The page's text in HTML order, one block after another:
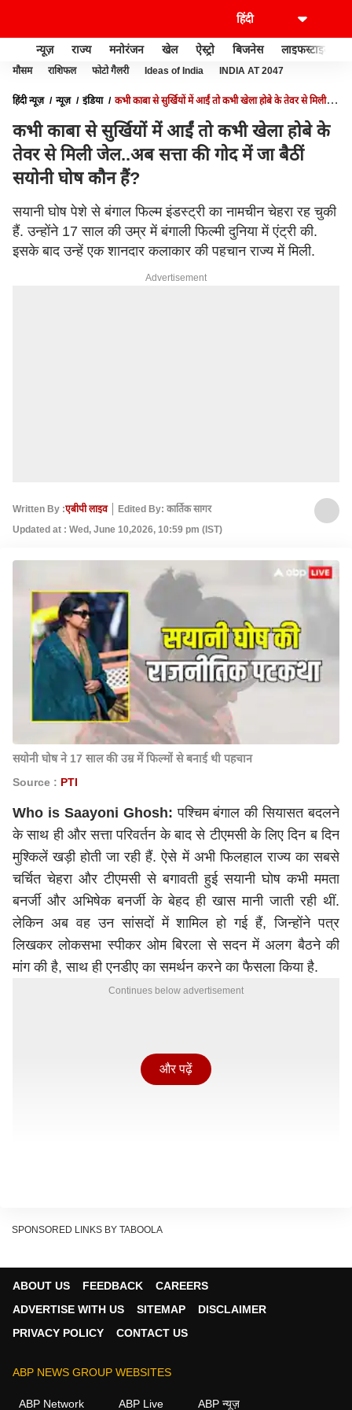
न्यूज़ राज्य मनोरंजन खेल ऐस्ट्रो बिजनेस लाइफस्टाइल
मौसम राशिफल फोटो गैलरी Ideas of India INDIA AT 2047
हिंदी न्यूज़ न्यूज़ इंडिया
कभी काबा से सुर्खियों में आईं तो कभी खेला होबे के तेवर से मिली
कभी काबा से सुर्खियों में आईं तो कभी खेला होबे के
तेवर से मिली जेल..अब सत्ता की गोद में जा बैठीं
सयोनी घोष कौन हैं?
सयानी घोष पेशे से बंगाल फिल्म इंडस्ट्री का नामचीन चेहरा रह चुकी
हैं. उन्होंने 17 साल की उम्र में बंगाली फिल्मी दुनिया में एंट्री की.
इसके बाद उन्हें एक शानदार कलाकार की पहचान राज्य में मिली.
Advertisement
Written By :एबीपी लाइव
Edited By: कार्तिक सागर
Updated at : Wed, June 10,2026, 10:59 pm (IST)
सयोनी घोष ने 17 साल की उम्र में फिल्मों से बनाई थी पहचान
Source : PTI
Who is Saayoni Ghosh: पश्चिम बंगाल की सियासत बदलने
के साथ ही और सत्ता परिवर्तन के बाद से टीएमसी के लिए दिन ब दिन
मुश्किलें खड़ी होती जा रही हैं. ऐसे में अभी फिलहाल राज्य का सबसे
चर्चित चेहरा और टीएमसी से बगावती हुई सयानी घोष कभी ममता
बनर्जी और अभिषेक बनर्जी के बेहद ही खास मानी जाती रही थीं.
लेकिन अब वह उन सांसदों में शामिल हो गई हैं, जिन्होंने पत्र
लिखकर लोकसभा स्पीकर ओम बिरला से सदन में अलग बैठने की
मांग की है, साथ ही एनडीए का समर्थन करने का फैसला किया है.
Continues below advertisement
सयानी घोष पेशे से बंगाल फिल्म इंडस्ट्री का नामचीन चेहरा रह चुकी
और पढ़ें
SPONSORED LINKS BY TABOOLA
ABOUT US FEEDBACK
CAREERS
ADVERTISE WITH US
SITEMAP
DISCLAIMER
PRIVACY POLICY
CONTACT US
ABP NEWS GROUP WEBSITES
ABP Network ABP Live ABP न्यूज़